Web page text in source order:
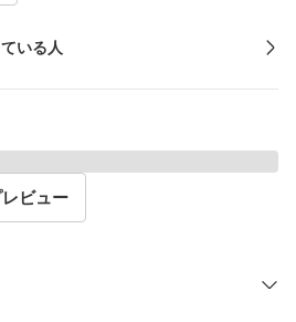
いる人
ビュー